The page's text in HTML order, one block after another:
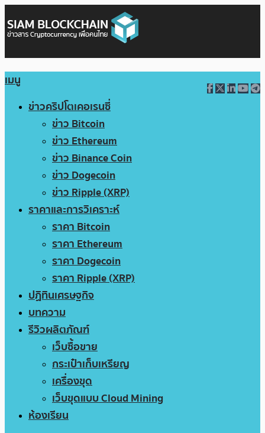
เมนู
ข่าวคริปโตเคอเรนซี่
ข่าว Bitcoin
ข่าว Ethereum
ข่าว Binance Coin
ข่าว Dogecoin
ข่าว Ripple (XRP)
ราคาและการวิเคราะห์
ราคา Bitcoin
ราคา Ethereum
ราคา Dogecoin
ราคา Ripple (XRP)
ปฏิทินเศรษฐกิจ
บทความ
รีวิวผลิตภัณฑ์
เว็บซื้อขาย
กระเป๋าเก็บเหรียญ
เครื่องขุด
เว็บขุดแบบ Cloud Mining
ห้องเรียน